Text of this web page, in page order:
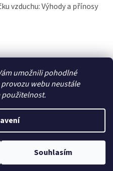
umožnili pohodlné
webu neustále
použitelnost.
Souhlasím
vzduchu: Výhody a přínosy
Shoptet
práva vyhrazena.Upravit